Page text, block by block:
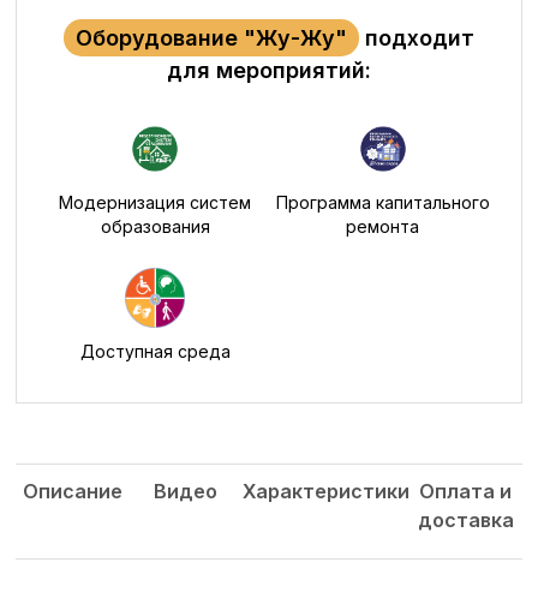
Оборудование "Жу-Жу"
подходит
для мероприятий:
Модернизация систем
образования
Программа капитального
ремонта
Доступная среда
Описание Видео Характеристики Оплата и
доставка